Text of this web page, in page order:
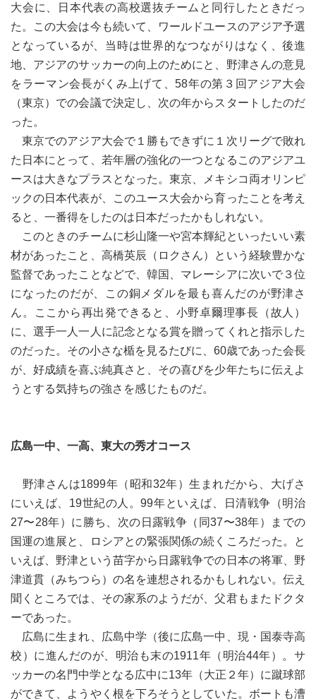
大会に、日本代表の高校選抜チームと同行したときだっ
た。この大会は今も続いて、ワールドユースのアジア予選
となっているが、当時は世界的なつながりはなく、後進
地、アジアのサッカーの向上のためにと、野津さんの意見
をラーマン会長がくみ上げて、58年の第３回アジア大会
（東京）での会議で決定し、次の年からスタートしたのだ
った。
東京でのアジア大会で１勝もできずに１次リーグで敗れ
た日本にとって、若年層の強化の一つとなるこのアジアユ
ースは大きなプラスとなった。東京、メキシコ両オリンピ
ックの日本代表が、このユース大会から育ったことを考え
ると、一番得をしたのは日本だったかもしれない。
このときのチームに杉山隆一や宮本輝紀といったいい素
材があったこと、高橋英辰（ロクさん）という経験豊かな
監督であったことなどで、韓国、マレーシアに次いで３位
になったのだが、この銅メダルを最も喜んだのが野津さ
ん。ここから再出発できると、小野卓爾理事長（故人）
に、選手一人一人に記念となる賞を贈ってくれと指示した
のだった。その小さな楯を見るたびに、60歳であった会長
が、好成績を喜ぶ純真さと、その喜びを少年たちに伝えよ
うとする気持ちの強さを感じたものだ。
広島一中、一高、東大の秀才コース
野津さんは1899年（昭和32年）生まれだから、大げさ
にいえば、19世紀の人。99年といえば、日清戦争（明治
27〜28年）に勝ち、次の日露戦争（同37〜38年）までの
国運の進展と、ロシアとの緊張関係の続くころだった。と
いえば、野津という苗字から日露戦争での日本の将軍、野
津道貫（みちつら）の名を連想されるかもしれない。伝え
聞くところでは、その家系のようだが、父君もまたドクタ
ーであった。
広島に生まれ、広島中学（後に広島一中、現・国泰寺高
校）に進んだのが、明治も末の1911年（明治44年）。サ
ッカーの名門中学となる広中に13年（大正２年）に蹴球部
ができて、ようやく根を下ろそうとしていた。ボートも漕